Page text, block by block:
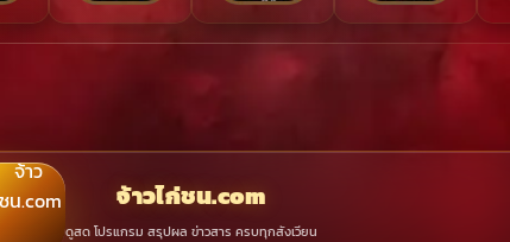
จ้าวไก่ชน.com
ดูสด โปรแกรม สรุปผล ข่าวสาร ครบทุกสังเวียน